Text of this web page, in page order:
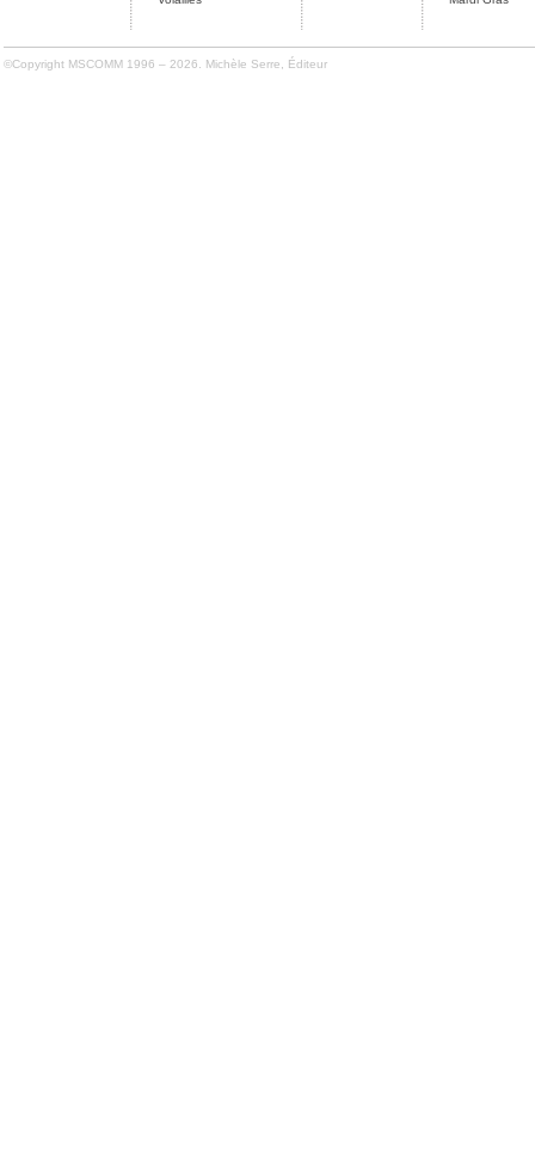
©Copyright MSCOMM 1996 – 2026. Michèle Serre, Éditeur